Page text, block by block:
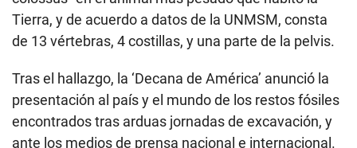
Tierra, y de acuerdo a datos de la UNMSM, consta
de 13 vértebras, 4 costillas, y una parte de la pelvis.
Tras el hallazgo, la ‘Decana de América’ anunció la
presentación al país y el mundo de los restos fósiles
encontrados tras arduas jornadas de excavación, y
ante los medios de prensa nacional e internacional.